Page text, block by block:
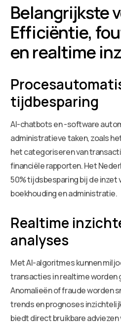
Belangrijkste
Efficiëntie,
en realtime
tijdbesparing
AI-chatbots en -software
administratieve taken, zoals
het categoriseren van
financiële rapporten. Het
50% tijdsbesparing bij de inzet
boekhouding en administratie.
Realtime
analyses
Met AI-algoritmes kunnen
transacties in realtime worden
Anomalieën of fraude worden
trends en prognoses
biedt direct bruikbare